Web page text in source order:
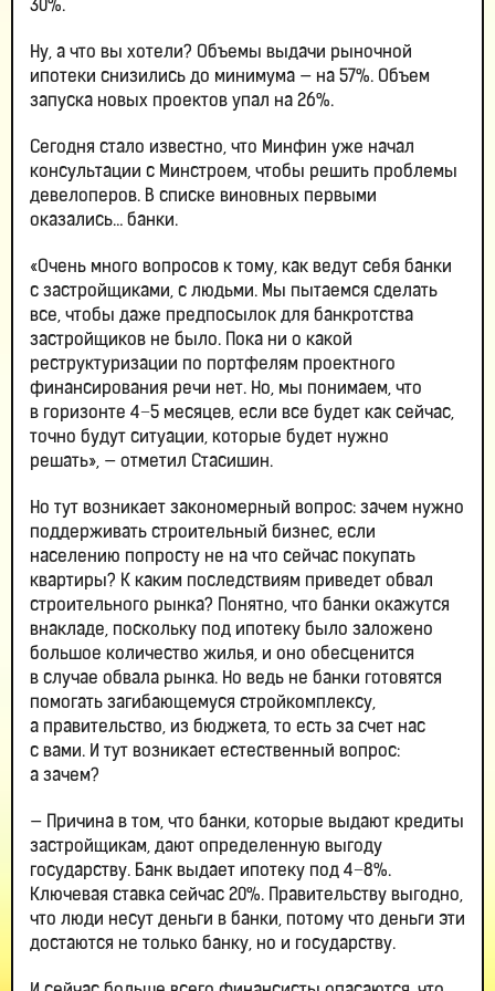
30%.
Ну, а что вы хотели? Объемы выдачи рыночной
ипотеки снизились до минимума — на 57%. Объем
запуска новых проектов упал на 26%.
Сегодня стало известно, что Минфин уже начал
консультации с Минстроем, чтобы решить проблемы
девелоперов. В списке виновных первыми
оказались… банки.
«Очень много вопросов к тому, как ведут себя банки
с застройщиками, с людьми. Мы пытаемся сделать
все, чтобы даже предпосылок для банкротства
застройщиков не было. Пока ни о какой
реструктуризации по портфелям проектного
финансирования речи нет. Но, мы понимаем, что
в горизонте 4−5 месяцев, если все будет как сейчас,
точно будут ситуации, которые будет нужно
решать», — отметил Стасишин.
Но тут возникает закономерный вопрос: зачем нужно
поддерживать строительный бизнес, если
населению попросту не на что сейчас покупать
квартиры? К каким последствиям приведет обвал
строительного рынка? Понятно, что банки окажутся
внакладе, поскольку под ипотеку было заложено
большое количество жилья, и оно обесценится
в случае обвала рынка. Но ведь не банки готовятся
помогать загибающемуся стройкомплексу,
а правительство, из бюджета, то есть за счет нас
с вами. И тут возникает естественный вопрос:
а зачем?
— Причина в том, что банки, которые выдают кредиты
застройщикам, дают определенную выгоду
государству. Банк выдает ипотеку под 4−8%.
Ключевая ставка сейчас 20%. Правительству выгодно,
что люди несут деньги в банки, потому что деньги эти
достаются не только банку, но и государству.